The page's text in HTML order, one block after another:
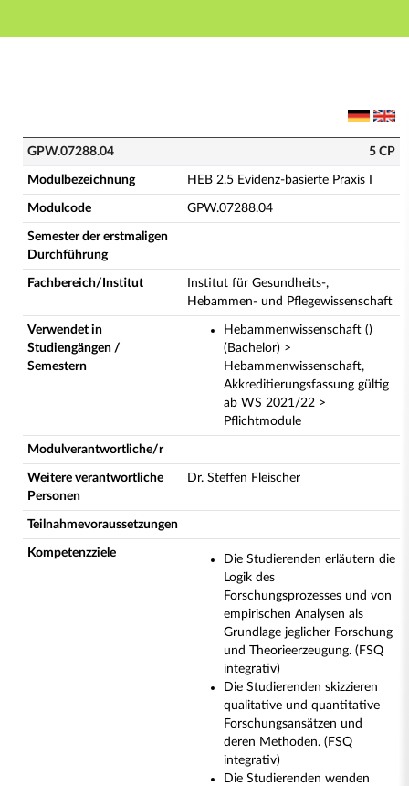
Hauptnavigation
GPW.07288.04 - HEB 2.5 Evidenz-basierte Praxis I
GPW.07288.04 5 CP
Modulbezeichnung HEB 2.5 Evidenz-basierte Praxis I
Modulcode GPW.07288.04
Semester der erstmaligen
Durchführung
Fachbereich/Institut
Institut für Gesundheits-,
Hebammen- und Pflegewissenschaft
Verwendet in
Studiengängen /
Semestern
Hebammenwissenschaft ()
(Bachelor) >
Hebammenwissenschaft,
Akkreditierungsfassung gültig
ab WS 2021/22 >
Pflichtmodule
Modulverantwortliche/r
Weitere verantwortliche
Personen
Dr. Steffen Fleischer
Teilnahmevoraussetzungen
Kompetenzziele
Die Studierenden erläutern die
Logik des
Forschungsprozesses und von
empirischen Analysen als
Grundlage jeglicher Forschung
und Theorieerzeugung. (FSQ
integrativ)
Die Studierenden skizzieren
qualitative und quantitative
Forschungsansätzen und
deren Methoden. (FSQ
integrativ)
Die Studierenden wenden